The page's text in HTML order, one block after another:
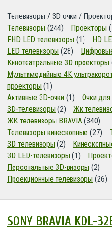
Телевизоры / 3D очки /
Телевизоры (244) Проекторы
FHD LED телевизоры (1) HD
LED телевизоры (28)
Кинотеатральные 3D проекторы
Мультимедийные 4K
проекторы (1)
Активные 3D-очки (1) Очки для
3D-телевизоры (2) Жк
ЖК телевизоры BRAVIA (340)
Телевизоры кинескопные (27)
3D телевизоры (2)
3D LED-телевизоры (1)
Персональные 3D-визоры (2)
Проекционные телевизоры (26)
SONY BRAVIA KDL-